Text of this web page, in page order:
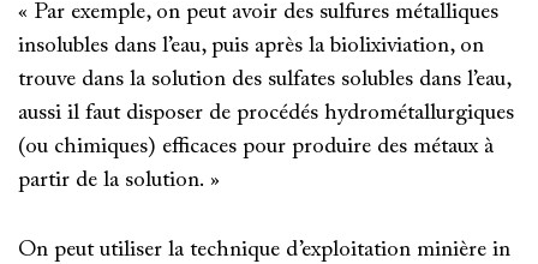
« Par exemple, on peut avoir des sulfures métalliques
insolubles dans l’eau, puis après la biolixiviation, on
trouve dans la solution des sulfates solubles dans l’eau,
aussi il faut disposer de procédés hydrométallurgiques
(ou chimiques) efficaces pour produire des métaux à
partir de la solution. »
On peut utiliser la technique d’exploitation minière in